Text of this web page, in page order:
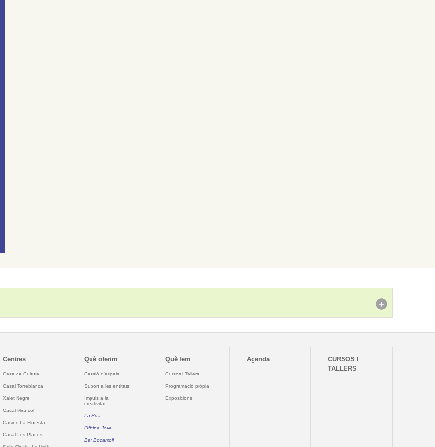
Centres
Casa de Cultura
Casal Torreblanca
Xalet Negre
Casal Mira-sol
Casino La Floresta
Casal Les Planes
Què oferim
Cessió d'espais
Suport a les entitats
Impuls a la
creativitat
La Pua
Oficina Jove
Bar Bocamoll
Què fem
Cursos i Tallers
Programació pròpia
Exposicions
Agenda
CURSOS I
TALLERS